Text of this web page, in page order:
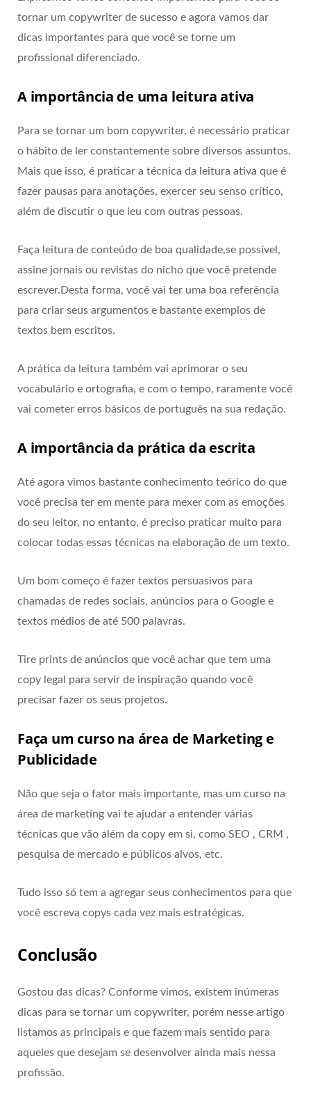
tornar um copywriter de sucesso e agora vamos dar
dicas importantes para que você se torne um
profissional diferenciado.
A importância de uma leitura ativa
Para se tornar um bom copywriter, é necessário praticar
o hábito de ler constantemente sobre diversos assuntos.
Mais que isso, é praticar a técnica da leitura ativa que é
fazer pausas para anotações, exercer seu senso crítico,
além de discutir o que leu com outras pessoas.
Faça leitura de conteúdo de boa qualidade,se possível,
assine jornais ou revistas do nicho que você pretende
escrever.Desta forma, você vai ter uma boa referência
para criar seus argumentos e bastante exemplos de
textos bem escritos.
A prática da leitura também vai aprimorar o seu
vocabulário e ortografia, e com o tempo, raramente você
vai cometer erros básicos de português na sua redação.
A importância da prática da escrita
Até agora vimos bastante conhecimento teórico do que
você precisa ter em mente para mexer com as emoções
do seu leitor, no entanto, é preciso praticar muito para
colocar todas essas técnicas na elaboração de um texto.
Um bom começo é fazer textos persuasivos para
chamadas de redes sociais, anúncios para o Google e
textos médios de até 500 palavras.
Tire prints de anúncios que você achar que tem uma
copy legal para servir de inspiração quando você
precisar fazer os seus projetos.
Faça um curso na área de Marketing e
Publicidade
Não que seja o fator mais importante, mas um curso na
área de marketing vai te ajudar a entender várias
técnicas que vão além da copy em si, como SEO , CRM ,
pesquisa de mercado e públicos alvos, etc.
Tudo isso só tem a agregar seus conhecimentos para que
você escreva copys cada vez mais estratégicas.
Conclusão
Gostou das dicas? Conforme vimos, existem inúmeras
dicas para se tornar um copywriter, porém nesse artigo
listamos as principais e que fazem mais sentido para
aqueles que desejam se desenvolver ainda mais nessa
profissão.